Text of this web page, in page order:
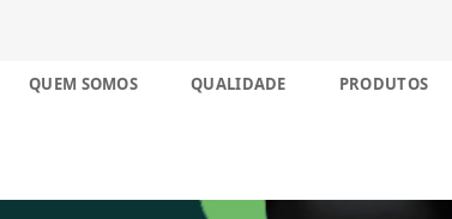
QUEM SOMOS QUALIDADE PRODUTOS